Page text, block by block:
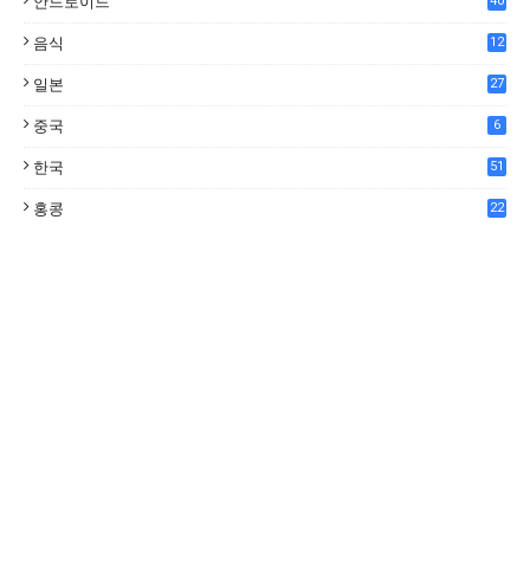
음식
12
일본 27
중국 6
한국 51
홍콩 22